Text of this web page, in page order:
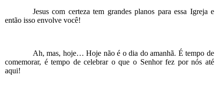
Jesus com certeza tem grandes planos para essa Igreja e
então isso envolve você!
Ah, mas, hoje… Hoje não é o dia do amanhã. É tempo de
comemorar, é tempo de celebrar o que o Senhor fez por nós até
aqui!